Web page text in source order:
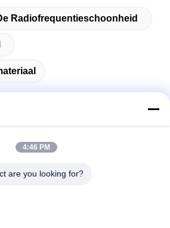
Radiofrequentieschoonheid
4:46 PM
are you looking for?